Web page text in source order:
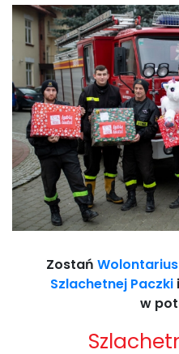
Zostań
Szlachetnej Paczki
w